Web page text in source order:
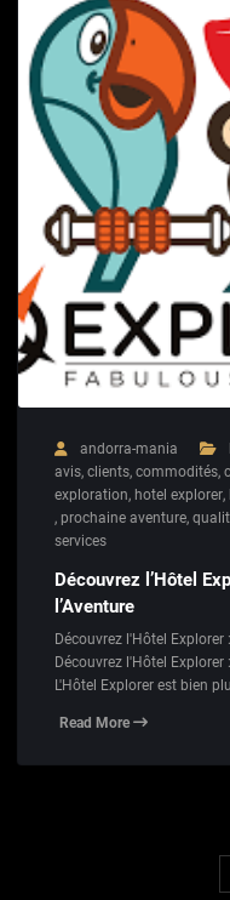
andorra-mania
avis, clients, commodités,
exploration, hotel explorer,
, prochaine aventure,
services
Découvrez l’Hôtel
l’Aventure
Découvrez l'Hôtel
Découvrez l'Hôtel
L'Hôtel Explorer est bien
Read More